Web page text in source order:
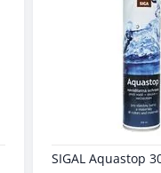
SIGAL Aquastop